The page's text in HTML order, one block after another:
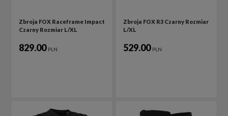
Zbroja FOX Raceframe Impact
Czarny Rozmiar L/XL
829.00 PLN
Zbroja FOX R3 Czarny Rozmiar
L/XL
529.00 PLN